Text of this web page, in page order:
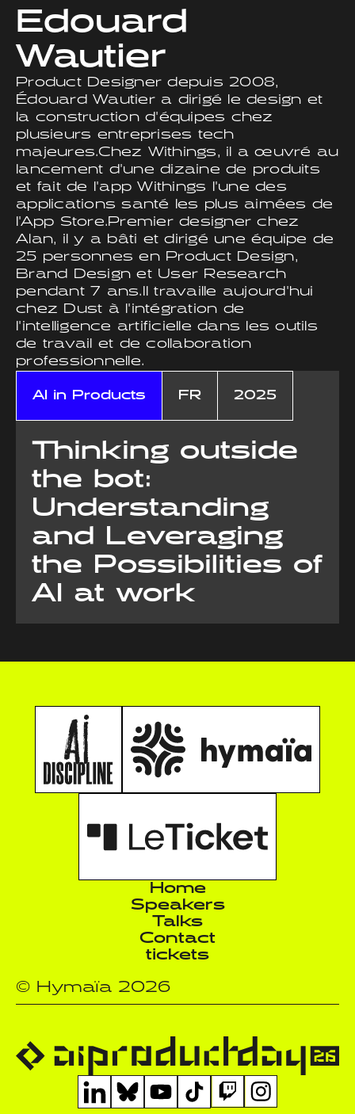
Edouard
Wautier
Product Designer depuis 2008,
Édouard Wautier a dirigé le design et
la construction d'équipes chez
plusieurs entreprises tech
majeures.Chez Withings, il a œuvré au
lancement d'une dizaine de produits
et fait de l'app Withings l'une des
applications santé les plus aimées de
l'App Store.Premier designer chez
Alan, il y a bâti et dirigé une équipe de
25 personnes en Product Design,
Brand Design et User Research
pendant 7 ans.Il travaille aujourd'hui
chez Dust à l'intégration de
l'intelligence artificielle dans les outils
de travail et de collaboration
professionnelle.
AI in Products FR 2025
Thinking outside
the bot:
Understanding
and Leveraging
the Possibilities of
AI at work
Home
Speakers
Talks
Contact
tickets
© Hymaïa 2026